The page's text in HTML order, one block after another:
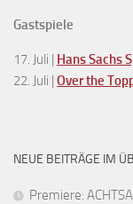
Gastspiele
17. Juli | Hans Sachs
22. Juli | Over the
NEUE BEITRÄGE IM
Premiere: